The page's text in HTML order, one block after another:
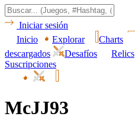
Iniciar sesión
Inicio
Explorar Charts
descargados
Desafíos Relics
Suscripciones
McJJ93